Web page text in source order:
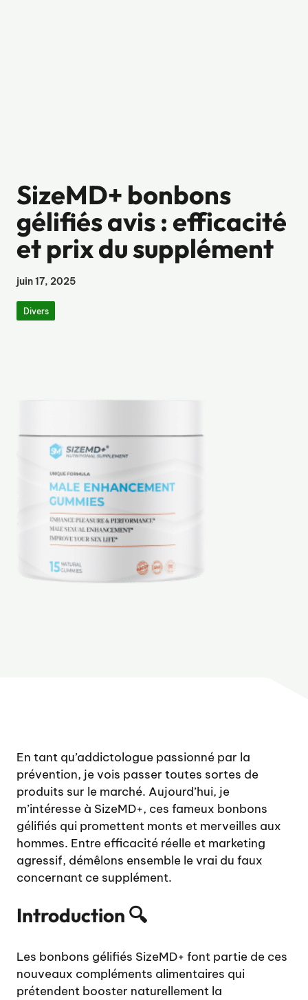
SizeMD+ bonbons
gélifiés avis : efficacité
et prix du supplément
juin 17, 2025
Divers
En tant qu’addictologue passionné par la
prévention, je vois passer toutes sortes de
produits sur le marché. Aujourd’hui, je
m’intéresse à SizeMD+, ces fameux bonbons
gélifiés qui promettent monts et merveilles aux
hommes. Entre efficacité réelle et marketing
agressif, démêlons ensemble le vrai du faux
concernant ce supplément.
Introduction 🔍
Les bonbons gélifiés SizeMD+ font partie de ces
nouveaux compléments alimentaires qui
prétendent booster naturellement la